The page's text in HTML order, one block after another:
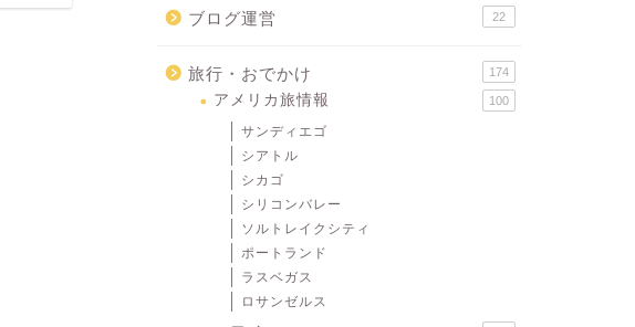
ブログ運営 22
旅行・おでかけ 174
アメリカ旅情報 100
サンディエゴ
シアトル
シカゴ
シリコンバレー
ソルトレイクシティ
ポートランド
ラスベガス
ロサンゼルス